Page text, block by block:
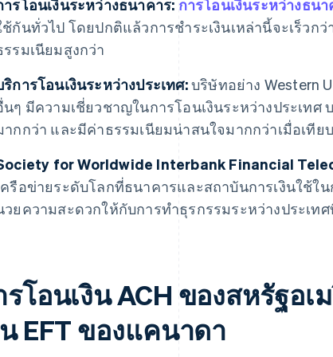
ารโอนเงินระหว่างธนาคาร: การโอนเงินระหว่างธนา
ช้กันทั่วไป โดยปกติแล้วการชําระเงินเหล่านี้จะเร็วก
รรมเนียมสูงกว่า
ริการโอนเงินระหว่างประเทศ:บริษัทอย่าง Western
นๆ มีความเชี่ยวชาญในการโอนเงินระหว่างประเท
ากกว่า และมีค่าธรรมเนียมน่าสนใจมากกว่าเมื่อเทีย
for Worldwide Interbank Financial
ครือข่ายระดับโลกที่ธนาคารและสถาบันการเงินใช้ใ
วยความสะดวกให้กับการทําธุรกรรมระหว่างประเท
โอนเงิน ACH ของสหรัฐอ
EFT ของแคนาดา